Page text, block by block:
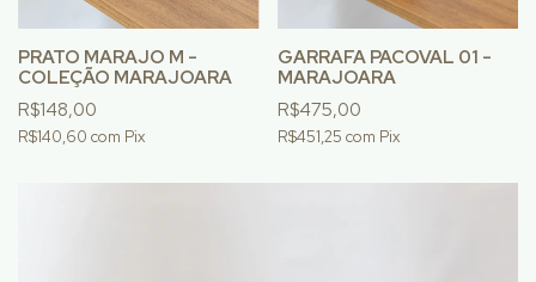
PRATO MARAJO M -
COLEÇÃO MARAJOARA
R$148,00
R$140,60 com Pix
GARRAFA PACOVAL 01 -
MARAJOARA
R$475,00
R$451,25 com Pix